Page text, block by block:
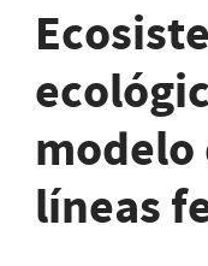
líneas